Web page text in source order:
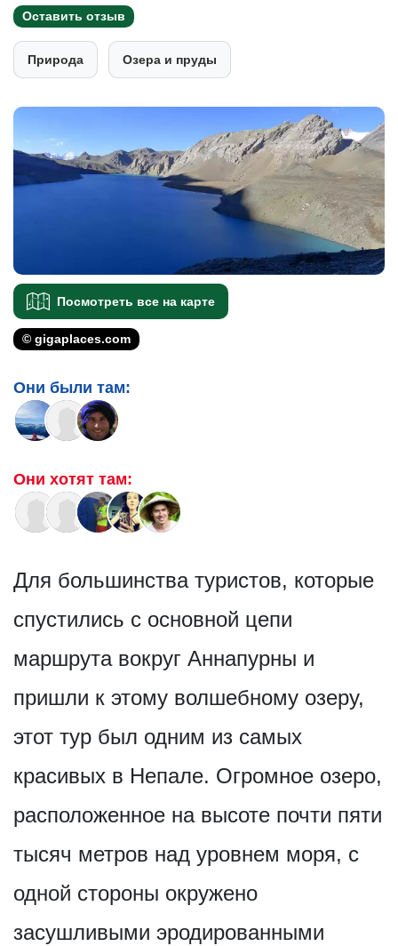
Оставить отзыв
Природа Озера и пруды
Посмотреть все на карте
© gigaplaces.com
Они были там:
Они хотят там:
Для большинства туристов, которые
спустились с основной цепи
маршрута вокруг Аннапурны и
пришли к этому волшебному озеру,
этот тур был одним из самых
красивых в Непале. Огромное озеро,
расположенное на высоте почти пяти
тысяч метров над уровнем моря, с
одной стороны окружено
засушливыми эродированными